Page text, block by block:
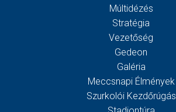
Múltidézés
Stratégia
Vezetőség
Gedeon
Galéria
Meccsnapi Élmények
Szurkolói Kezdőrúgás